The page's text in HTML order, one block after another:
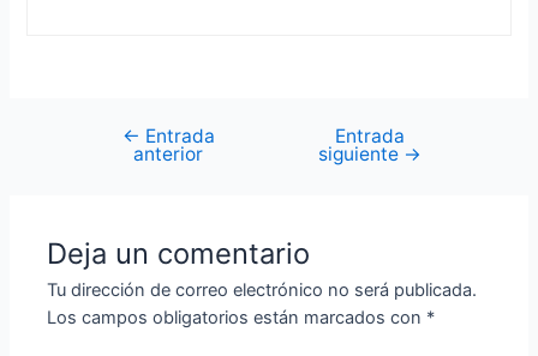
Navegación
← Entrada
anterior
Entrada
siguiente →
Deja un comentario
Tu dirección de correo electrónico no será publicada.
Los campos obligatorios están marcados con *